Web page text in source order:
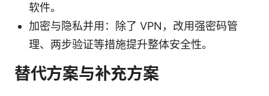
软件。
加密与隐私并用：除了 VPN，改用强密码管
理、两步验证等措施提升整体安全性。
替代方案与补充方案